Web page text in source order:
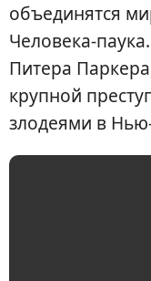
объединятся
Человека-
Питера
крупной
злодеями в